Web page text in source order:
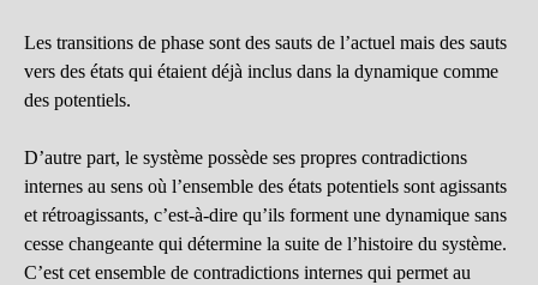
Les transitions de phase sont des sauts de l’actuel mais des sauts
vers des états qui étaient déjà inclus dans la dynamique comme
des potentiels.
D’autre part, le système possède ses propres contradictions
internes au sens où l’ensemble des états potentiels sont agissants
et rétroagissants, c’est-à-dire qu’ils forment une dynamique sans
cesse changeante qui détermine la suite de l’histoire du système.
C’est cet ensemble de contradictions internes qui permet au